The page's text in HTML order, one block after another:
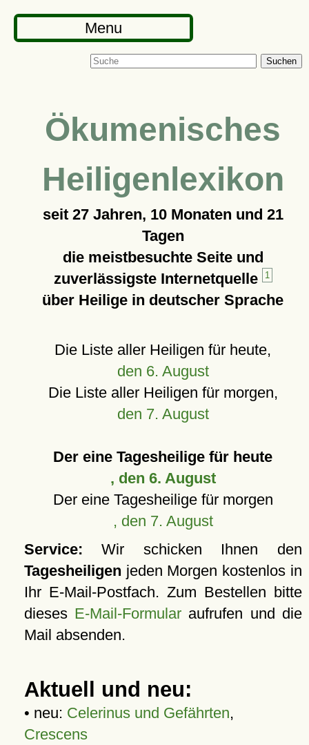
Menu
Suchen
Ökumenisches
Heiligenlexikon
seit 27 Jahren, 10 Monaten und 21
Tagen
die meistbesuchte Seite und
zuverlässigste Internetquelle
1
über Heilige in deutscher Sprache
Die Liste aller Heiligen für heute,
den 6. August
Die Liste aller Heiligen für morgen,
den 7. August
Der eine Tagesheilige für heute
, den 6. August
Der eine Tagesheilige für morgen
, den 7. August
Service: Wir schicken Ihnen den
Tagesheiligen jeden Morgen kostenlos in
Ihr E-Mail-Postfach. Zum Bestellen bitte
dieses E-Mail-Formular aufrufen und die
Mail absenden.
Aktuell und neu:
• neu: Celerinus und Gefährten,
Crescens